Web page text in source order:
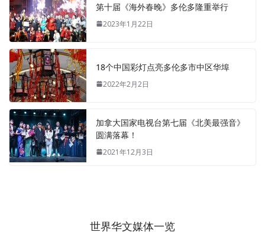
第十届《海外春晚》多伦多隆重举行
2023年1月22日
18个中国彩灯点亮多伦多市中区华埠
2022年2月2日
加拿大国家电视台第七届《北美最强音》
圆满落幕！
2021年12月3日
世界华文媒体一览